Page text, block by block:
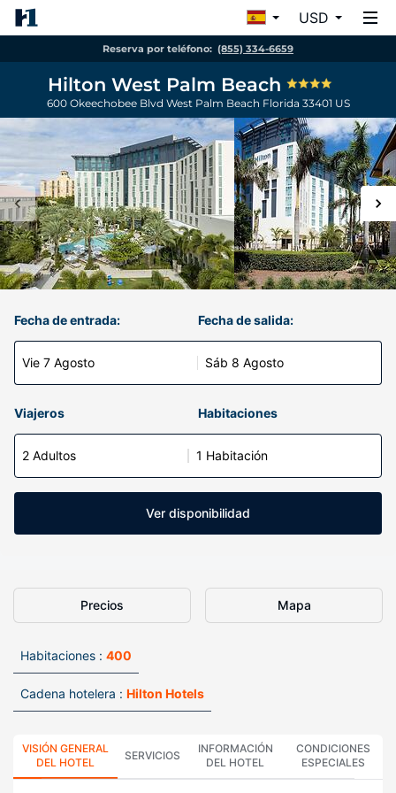
USD
Reserva por teléfono: (855) 334-6659
Hilton West Palm Beach
600 Okeechobee Blvd West Palm Beach Florida 33401 US
Fecha de entrada:
Vie 7 Agosto
Fecha de salida:
Sáb 8 Agosto
Viajeros Habitaciones
2 Adultos 1 Habitación
Ver disponibilidad
Precios Mapa
Habitaciones : 400
Cadena hotelera : Hilton Hotels
VISIÓN GENERAL
DEL HOTEL
SERVICIOS
INFORMACIÓN
DEL HOTEL
CONDICIONES
ESPECIALES